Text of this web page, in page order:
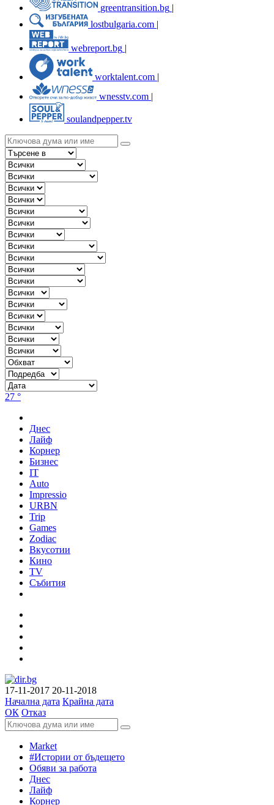
greentransition.bg |
lostbulgaria.com |
webreport.bg
worktalent.com |
wnesstv.com |
soulandpepper.tv
27 °
Днес
Лайф
Корнер
Бизнес
IT
Auto
Impressio
URBN
Trip
Games
Zodiac
Вкусотии
Кино
TV
Събития
17-11-2017 20-11-2018
Начална дата Крайна дата
ОК Отказ
Market
#Истории от бъдещето
Обяви за работа
Днес
Лайф
Корнер